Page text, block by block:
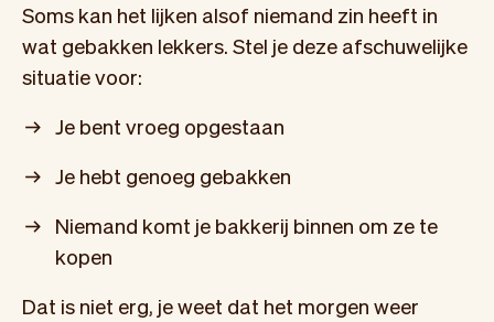
Soms kan het lijken alsof niemand zin heeft in
wat gebakken lekkers. Stel je deze afschuwelijke
situatie voor:
Je bent vroeg opgestaan
Je hebt genoeg gebakken
Niemand komt je bakkerij binnen om ze te
kopen
Dat is niet erg, je weet dat het morgen weer